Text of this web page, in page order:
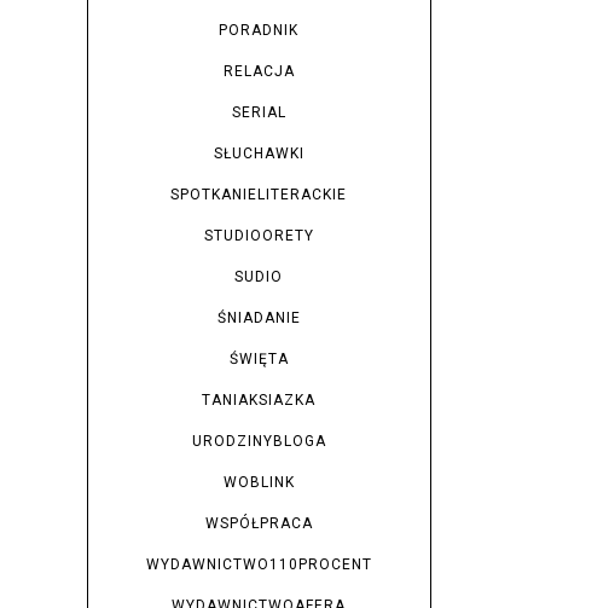
PORADNIK
RELACJA
SERIAL
SŁUCHAWKI
SPOTKANIELITERACKIE
STUDIOORETY
SUDIO
ŚNIADANIE
ŚWIĘTA
TANIAKSIAZKA
URODZINYBLOGA
WOBLINK
WSPÓŁPRACA
WYDAWNICTWO110PROCENT